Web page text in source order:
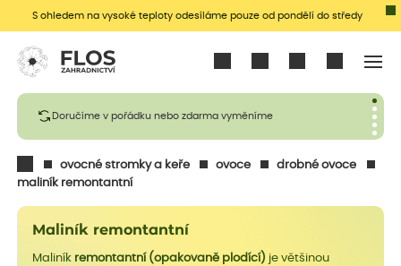
S ohledem na vysoké teploty odesíláme pouze od pondělí do středy
Doručíme v pořádku nebo zdarma vyměníme
ovocné stromky a keře ovoce
drobné ovoce
maliník remontantní
Maliník remontantní
Maliník remontantní (opakovaně plodící) je většinou